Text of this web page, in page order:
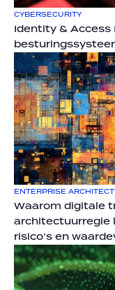
CYBERSECURITY
Identity &
ENTERPRISE
Waarom digitale
architectuurregie
risico’s en